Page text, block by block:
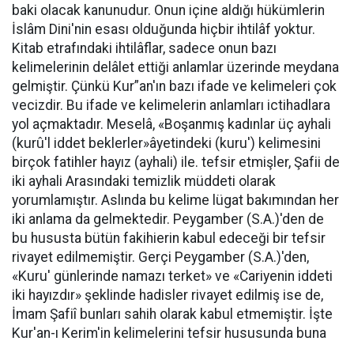
baki olacak kanunudur. Onun içine aldığı hükümlerin
İslâm Dini'nin esası olduğunda hiçbir ihtilâf yoktur.
Kitab etrafındaki ihtilâflar, sadece onun bazı
kelimelerinin delâlet ettiği anlamlar üzerinde meydana
gelmiştir. Çünkü Kur”an'ın bazı ifade ve kelimeleri çok
vecizdir. Bu ifade ve kelimelerin anlamları ictihadlara
yol açmaktadır. Meselâ, «Boşanmış kadınlar üç ayhali
(kurû'l iddet beklerler»âyetindeki (kuru') kelimesini
birçok fatihler hayız (ayhali) ile. tefsir etmişler, Şafii de
iki ayhali Arasındaki temizlik müddeti olarak
yorumlamıştır. Aslında bu kelime lügat bakımından her
iki anlama da gelmektedir. Peygamber (S.A.)'den de
bu hususta bütün fakihierin kabul edeceği bir tefsir
rivayet edilmemiştir. Gerçi Peygamber (S.A.)'den,
«Kuru' günlerinde namazı terket» ve «Cariyenin iddeti
iki hayızdır» şeklinde hadisler rivayet edilmiş ise de,
İmam Şafiî bunları sahih olarak kabul etmemiştir. İşte
Kur'an-ı Kerim'in kelimelerini tefsir hususunda buna